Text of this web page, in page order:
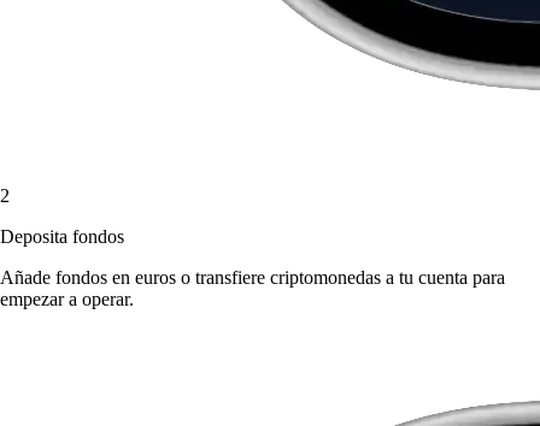
2
Deposita fondos
Añade fondos en euros o transfiere criptomonedas a tu cuenta para
empezar a operar.